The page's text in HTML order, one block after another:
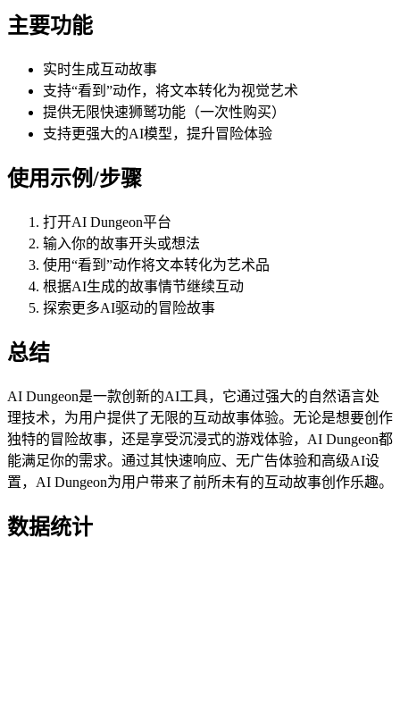
主要功能
实时生成互动故事
支持“看到”动作，将文本转化为视觉艺术
提供无限快速狮鹫功能（一次性购买）
支持更强大的AI模型，提升冒险体验
使用示例/步骤
打开AI Dungeon平台
输入你的故事开头或想法
使用“看到”动作将文本转化为艺术品
根据AI生成的故事情节继续互动
探索更多AI驱动的冒险故事
总结
AI Dungeon是一款创新的AI工具，它通过强大的自然语言处
理技术，为用户提供了无限的互动故事体验。无论是想要创作
独特的冒险故事，还是享受沉浸式的游戏体验，AI Dungeon都
能满足你的需求。通过其快速响应、无广告体验和高级AI设
置，AI Dungeon为用户带来了前所未有的互动故事创作乐趣。
数据统计